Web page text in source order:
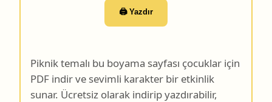
🖨️ Yazdır
Piknik temalı bu boyama sayfası çocuklar için
PDF indir ve sevimli karakter bir etkinlik
sunar. Ücretsiz olarak indirip yazdırabilir,